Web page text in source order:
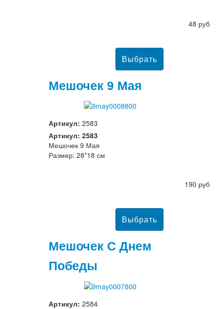
48 руб
Мешочек 9 Мая
Артикул: 2583
Артикул: 2583
Мешочек 9 Мая
Размер: 28*18 см
190 руб
Мешочек С Днем
Победы
Артикул: 2584